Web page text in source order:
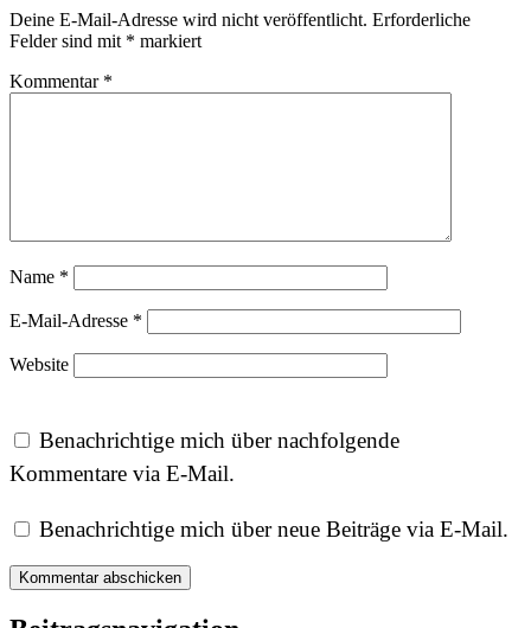
Deine E-Mail-Adresse wird nicht veröffentlicht. Erforderliche
Felder sind mit * markiert
Kommentar *
Name *
E-Mail-Adresse *
Website
Benachrichtige mich über nachfolgende
Kommentare via E-Mail.
Benachrichtige mich über neue Beiträge via E-Mail.